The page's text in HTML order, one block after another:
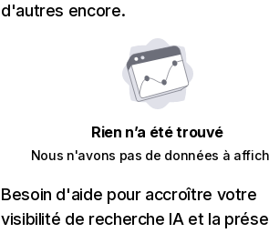
d'autres encore.
Rien n’a été trouvé
Nous n'avons pas de données à
Besoin d'aide pour accroître votre
visibilité de recherche IA et la